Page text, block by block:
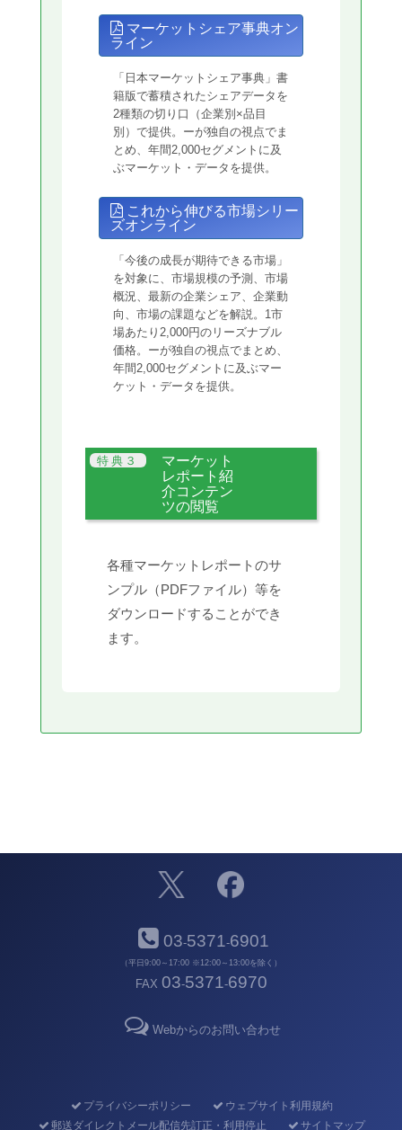
マーケットシェア事典オン
ライン
「日本マーケットシェア事典」書
籍版で蓄積されたシェアデータを
2種類の切り口（企業別×品目
別）で提供。ーが独自の視点でま
とめ、年間2,000セグメントに及
ぶマーケット・データを提供。
これから伸びる市場シリー
ズオンライン
「今後の成長が期待できる市場」
を対象に、市場規模の予測、市場
概況、最新の企業シェア、企業動
向、市場の課題などを解説。1市
場あたり2,000円のリーズナブル
価格。ーが独自の視点でまとめ、
年間2,000セグメントに及ぶマー
ケット・データを提供。
マーケット
レポート紹
介コンテン
ツの閲覧
各種マーケットレポートのサ
ンプル（PDFファイル）等を
ダウンロードすることができ
ます。
03-5371-6901
（平日9:00～17:00 ※12:00～13:00を除く）
FAX 03-5371-6970
Webからのお問い合わせ
プライバシーポリシー
ウェブサイト利用規約
郵送ダイレクトメール配信先訂正・利用停止
サイトマップ